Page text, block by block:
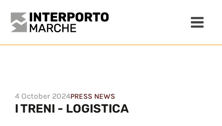
4 October 2024PRESS NEWS
I TRENI - LOGISTICA